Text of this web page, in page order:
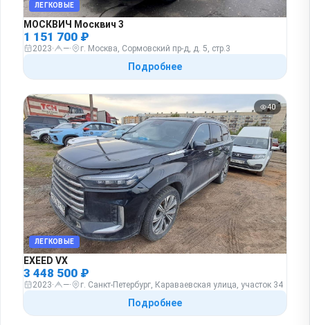
ЛЕГКОВЫЕ
МОСКВИЧ Москвич 3
1 151 700 ₽
2023· —· г. Москва, Сормовский пр-д, д. 5, стр.3
Подробнее
40
ЛЕГКОВЫЕ
EXEED VX
3 448 500 ₽
2023· —· г. Санкт-Петербург, Караваевская улица, участок 34
Подробнее